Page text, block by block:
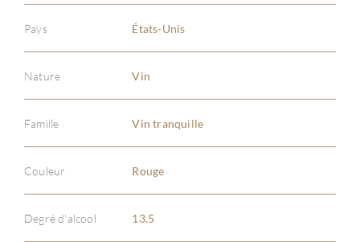
Pays États-Unis
Nature Vin
Famille Vin tranquille
Couleur Rouge
Degré d'alcool 13.5